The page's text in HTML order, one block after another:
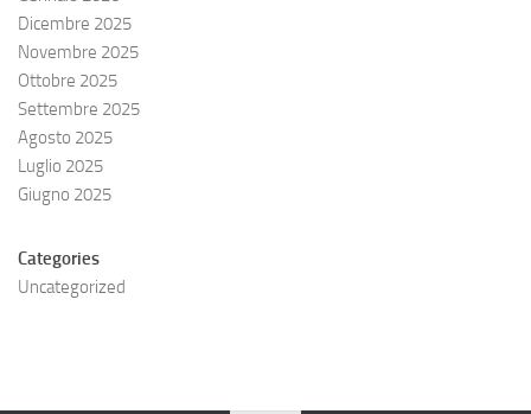
Dicembre 2025
Novembre 2025
Ottobre 2025
Settembre 2025
Agosto 2025
Luglio 2025
Giugno 2025
Categories
Uncategorized